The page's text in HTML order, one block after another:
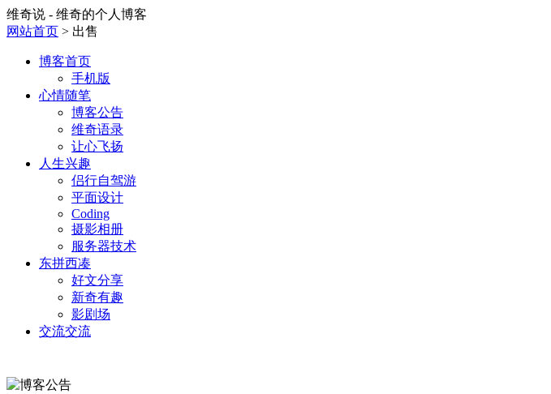
维奇说 - 维奇的个人博客
网站首页 > 出售
博客首页
手机版
心情随笔
博客公告
维奇语录
让心飞扬
人生兴趣
侣行自驾游
平面设计
Coding
摄影相册
服务器技术
东拼西凑
好文分享
新奇有趣
影剧场
交流交流